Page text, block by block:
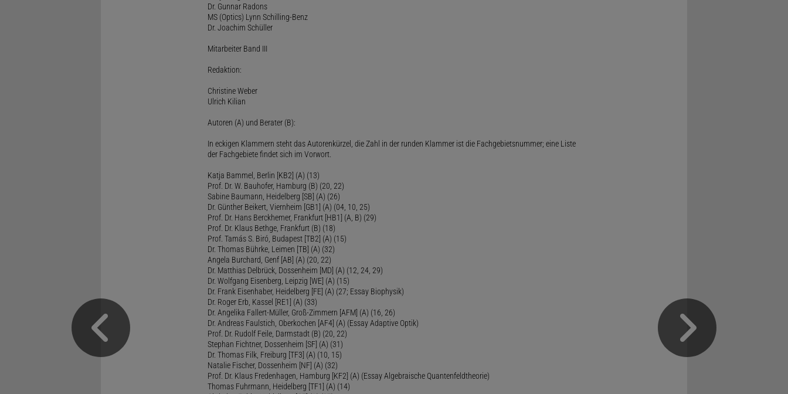
Dr. Gunnar Radons
MS (Optics) Lynn Schilling-Benz
Dr. Joachim Schüller
Mitarbeiter Band III
Redaktion:
Christine Weber
Ulrich Kilian
Autoren (A) und Berater (B):
In eckigen Klammern steht das Autorenkürzel, die Zahl in der runden Klammer ist die Fachgebietsnummer; eine Liste
der Fachgebiete findet sich im Vorwort.
Katja Bammel, Berlin [KB2] (A) (13)
Prof. Dr. W. Bauhofer, Hamburg (B) (20, 22)
Sabine Baumann, Heidelberg [SB] (A) (26)
Dr. Günther Beikert, Viernheim [GB1] (A) (04, 10, 25)
Prof. Dr. Hans Berckhemer, Frankfurt [HB1] (A, B) (29)
Prof. Dr. Klaus Bethge, Frankfurt (B) (18)
Prof. Tamás S. Biró, Budapest [TB2] (A) (15)
Dr. Thomas Bührke, Leimen [TB] (A) (32)
Angela Burchard, Genf [AB] (A) (20, 22)
Dr. Matthias Delbrück, Dossenheim [MD] (A) (12, 24, 29)
Dr. Wolfgang Eisenberg, Leipzig [WE] (A) (15)
Dr. Frank Eisenhaber, Heidelberg [FE] (A) (27; Essay Biophysik)
Dr. Roger Erb, Kassel [RE1] (A) (33)
Dr. Angelika Fallert-Müller, Groß-Zimmern [AFM] (A) (16, 26)
Dr. Andreas Faulstich, Oberkochen [AF4] (A) (Essay Adaptive Optik)
Prof. Dr. Rudolf Feile, Darmstadt (B) (20, 22)
Stephan Fichtner, Dossenheim [SF] (A) (31)
Dr. Thomas Filk, Freiburg [TF3] (A) (10, 15)
Natalie Fischer, Dossenheim [NF] (A) (32)
Prof. Dr. Klaus Fredenhagen, Hamburg [KF2] (A) (Essay Algebraische Quantenfeldtheorie)
Thomas Fuhrmann, Heidelberg [TF1] (A) (14)